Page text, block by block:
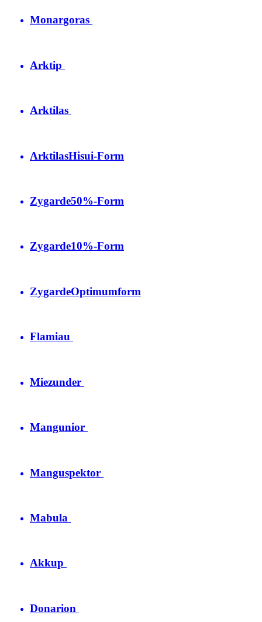
Monargoras
Arktip
Arktilas
ArktilasHisui-Form
Zygarde50%-Form
Zygarde10%-Form
ZygardeOptimumform
Flamiau
Miezunder
Mangunior
Manguspektor
Mabula
Akkup
Donarion